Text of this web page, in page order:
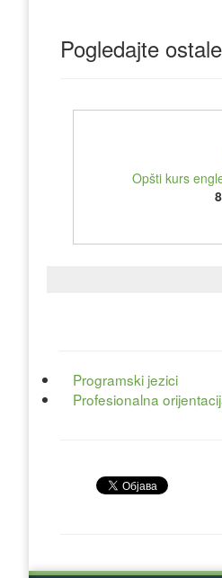
Pogledajte
Opšti kurs
Programski jezici
Profesionalna